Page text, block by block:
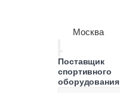
Москва
Поставщик
спортивного
оборудования